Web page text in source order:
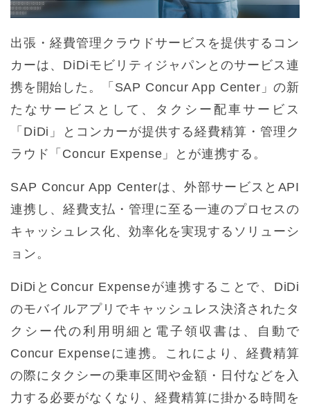
出張・経費管理クラウドサービスを提供するコン
カーは、DiDiモビリティジャパンとのサービス連
携を開始した。「SAP Concur App Center」の新
たなサービスとして、タクシー配車サービス
「DiDi」とコンカーが提供する経費精算・管理ク
ラウド「Concur Expense」とが連携する。
SAP Concur App Centerは、外部サービスとAPI
連携し、経費支払・管理に至る一連のプロセスの
キャッシュレス化、効率化を実現するソリューシ
ョン。
DiDiとConcur Expenseが連携することで、DiDi
のモバイルアプリでキャッシュレス決済されたタ
クシー代の利用明細と電子領収書は、自動で
Concur Expenseに連携。これにより、経費精算
の際にタクシーの乗車区間や金額・日付などを入
力する必要がなくなり、経費精算に掛かる時間を